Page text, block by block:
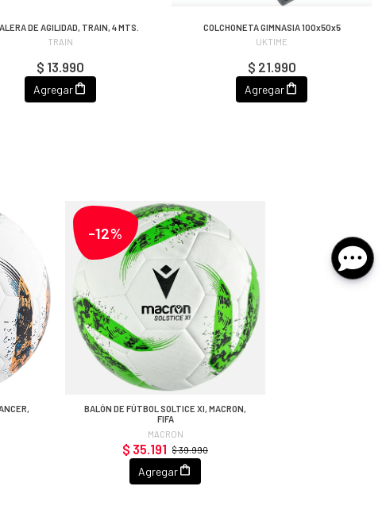
DE AGILIDAD, TRAIN, 4 MTS.
TRAIN
$ 13.990
Agregar
COLCHONETA GIMNASIA 100x50x5
UKTIME
$ 21.990
Agregar
-12%
BALÓN DE FÚTBOL SOLTICE XI, MACRON,
FIFA
MACRON
$ 39.990
$ 35.191
Agregar